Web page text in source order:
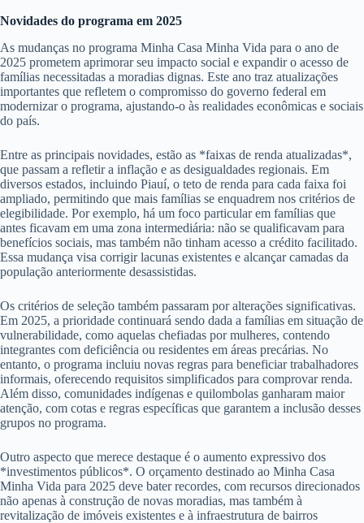
Novidades do programa em 2025
As mudanças no programa Minha Casa Minha Vida para o ano de
2025 prometem aprimorar seu impacto social e expandir o acesso de
famílias necessitadas a moradias dignas. Este ano traz atualizações
importantes que refletem o compromisso do governo federal em
modernizar o programa, ajustando-o às realidades econômicas e sociais
do país.
Entre as principais novidades, estão as *faixas de renda atualizadas*,
que passam a refletir a inflação e as desigualdades regionais. Em
diversos estados, incluindo Piauí, o teto de renda para cada faixa foi
ampliado, permitindo que mais famílias se enquadrem nos critérios de
elegibilidade. Por exemplo, há um foco particular em famílias que
antes ficavam em uma zona intermediária: não se qualificavam para
benefícios sociais, mas também não tinham acesso a crédito facilitado.
Essa mudança visa corrigir lacunas existentes e alcançar camadas da
população anteriormente desassistidas.
Os critérios de seleção também passaram por alterações significativas.
Em 2025, a prioridade continuará sendo dada a famílias em situação de
vulnerabilidade, como aquelas chefiadas por mulheres, contendo
integrantes com deficiência ou residentes em áreas precárias. No
entanto, o programa incluiu novas regras para beneficiar trabalhadores
informais, oferecendo requisitos simplificados para comprovar renda.
Além disso, comunidades indígenas e quilombolas ganharam maior
atenção, com cotas e regras específicas que garantem a inclusão desses
grupos no programa.
Outro aspecto que merece destaque é o aumento expressivo dos
*investimentos públicos*. O orçamento destinado ao Minha Casa
Minha Vida para 2025 deve bater recordes, com recursos direcionados
não apenas à construção de novas moradias, mas também à
revitalização de imóveis existentes e à infraestrutura de bairros